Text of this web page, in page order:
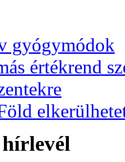
gyógymódok
értékrend